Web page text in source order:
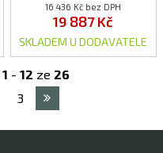
16 436 Kč bez DPH
19 887 Kč
SKLADEM U DODAVATELE
1 - 12 ze 26
3